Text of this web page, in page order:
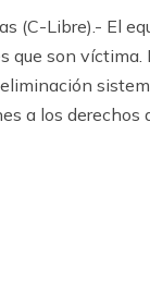
(C-Libre).- El
que son
a los derechos